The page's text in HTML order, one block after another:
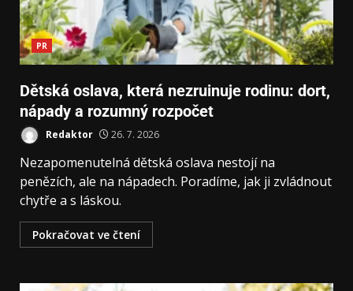
PR
Dětská oslava, která nezruinuje rodinu: dort,
nápady a rozumný rozpočet
Redaktor 26. 7. 2026
Nezapomenutelná dětská oslava nestojí na
penězích, ale na nápadech. Poradíme, jak ji zvládnout
chytře a s láskou.
Pokračovat ve čtení